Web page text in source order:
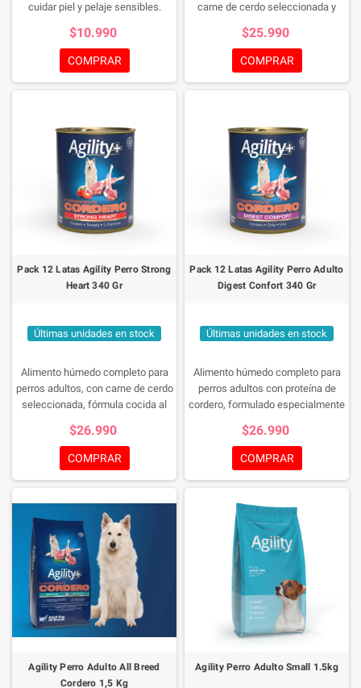
cuidar piel y pelaje sensibles.
baja alergenicidad, ácidos grasos
Omega 3 y 6, zinc y prebióticos
para bienestar dermatológico y
digestivo.
$10.990
COMPRAR
carne de cerdo seleccionada y
dieta sabrosa y nutritiva.
$25.990
COMPRAR
Pack 12 Latas Agility Perro Strong
Heart 340 Gr
Últimas unidades en stock
Alimento húmedo completo para
perros adultos, con carne de cerdo
seleccionada, fórmula cocida al
equilibrada y sabor irresistible.
$26.990
COMPRAR
Pack 12 Latas Agility Perro Adulto
Digest Confort 340 Gr
Últimas unidades en stock
Alimento húmedo completo para
perros adultos con proteína de
cordero, formulado especialmente
bienestar intestinal.
$26.990
COMPRAR
Agility Perro Adulto All Breed
Cordero 1,5 Kg
Agility Perro Adulto Small 1.5kg